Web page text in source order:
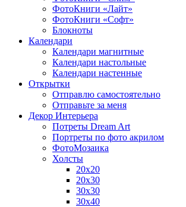
ФотоКниги «Лайт»
ФотоКниги «Софт»
Блокноты
Календари
Календари магнитные
Календари настольные
Календари настенные
Открытки
Отправлю самостоятельно
Отправьте за меня
Декор Интерьера
Потреты Dream Art
Портреты по фото акрилом
ФотоМозаика
Холсты
20х20
20х30
30х30
30х40